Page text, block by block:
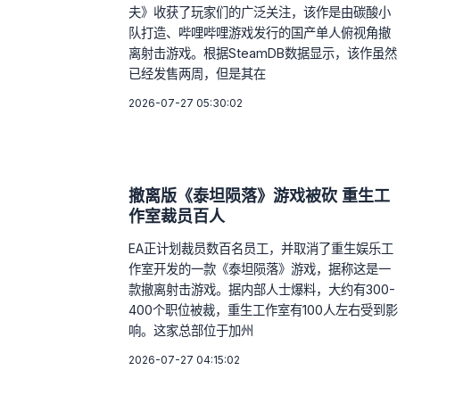
夫》收获了玩家们的广泛关注，该作是由碳酸小
队打造、哔哩哔哩游戏发行的国产单人俯视角撤
离射击游戏。根据SteamDB数据显示，该作虽然
已经发售两周，但是其在
2026-07-27 05:30:02
撤离版《泰坦陨落》游戏被砍 重生工
作室裁员百人
EA正计划裁员数百名员工，并取消了重生娱乐工
作室开发的一款《泰坦陨落》游戏，据称这是一
款撤离射击游戏。据内部人士爆料，大约有300-
400个职位被裁，重生工作室有100人左右受到影
响。这家总部位于加州
2026-07-27 04:15:02